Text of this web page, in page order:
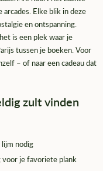
Elke blik in deze
en ontspanning.
is een plek waar je
tussen je boeken. Voor
– of naar een cadeau dat
zult vinden
nodig
je favoriete plank